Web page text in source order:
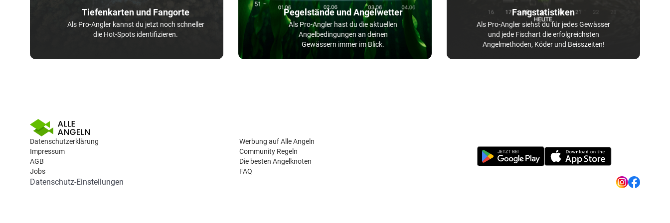
Tiefenkarten und Fangorte
Als Pro-Angler kannst du jetzt noch schneller
die Hot-Spots identifizieren.
Pegelstände und Angelwetter
Als Pro-Angler hast du die aktuellen
Angelbedingungen an deinen
Gewässern immer im Blick.
Fangstatistiken
Als Pro-Angler siehst du für jedes Gewässer
und jede Fischart die erfolgreichsten
Angelmethoden, Köder und Beisszeiten!
Datenschutzerklärung
Impressum
AGB
Jobs
Werbung auf Alle Angeln
Community Regeln
Die besten Angelknoten
FAQ
Datenschutz-Einstellungen